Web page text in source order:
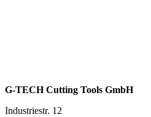
G-TECH Cutting Tools GmbH
Industriestr. 12